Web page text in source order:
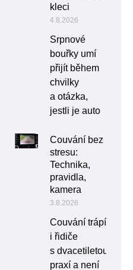
kleci
4.8.2026
Srpnové
bouřky umí
přijít během
chvilky
a otázka,
jestli je auto
Couvání bez
stresu:
Technika,
pravidla,
kamera
3.8.2026
Couvání trápí
i řidiče
s dvacetiletou
praxí a není